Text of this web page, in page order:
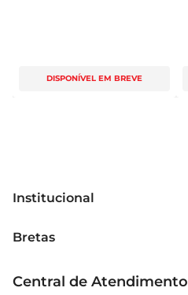
DISPONÍVEL EM BREVE
Institucional
Grupo Cencosud
Sobre privacidade
Bretas
Produtos Bretas
Central de Atendimento